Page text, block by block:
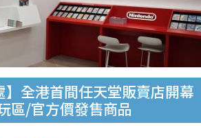
】全港首間任天堂販賣店開幕
區/官方價發售商品